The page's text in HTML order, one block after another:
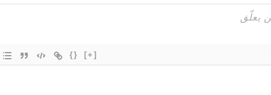
{} [+]